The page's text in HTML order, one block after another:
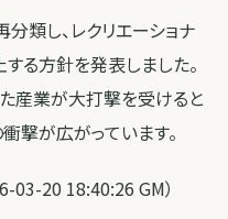
類し、レクリエーショナ
る方針を発表しました。
産業が大打撃を受けると
撃が広がっています。
03-20 18:40:26 GM）